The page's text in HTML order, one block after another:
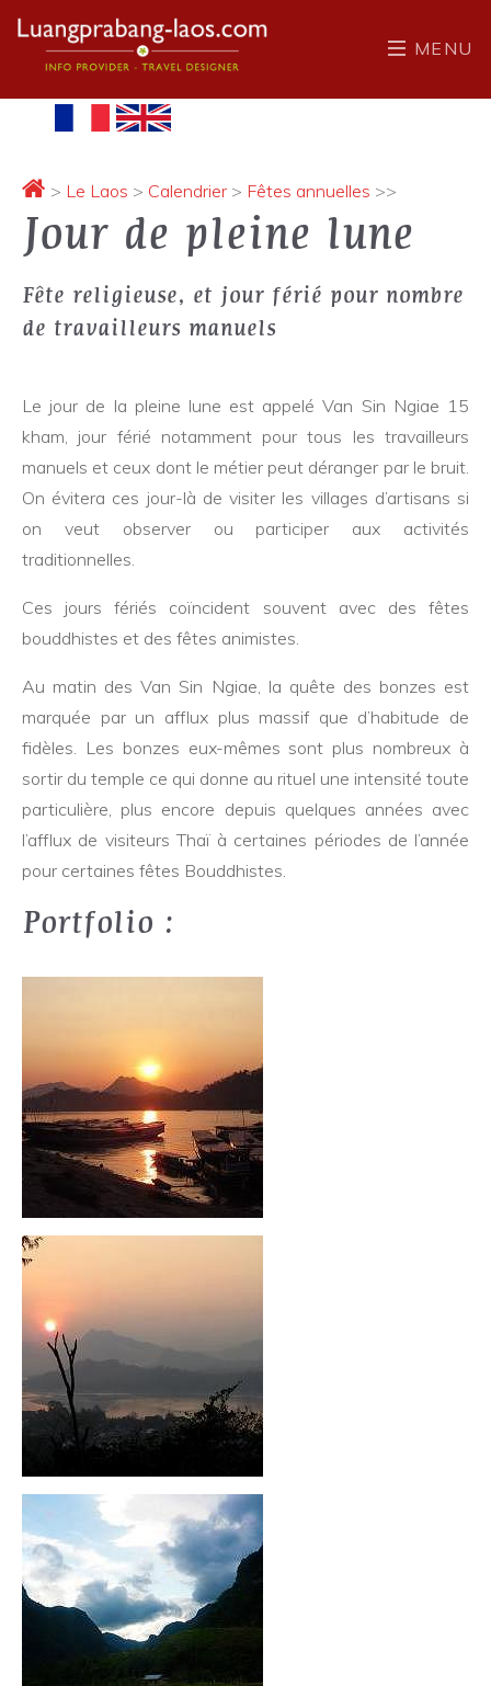
MENU
> Le Laos > Calendrier > Fêtes annuelles >>
Jour de pleine lune
Fête religieuse, et jour férié pour nombre
de travailleurs manuels
Le jour de la pleine lune est appelé Van Sin Ngiae 15
kham, jour férié notamment pour tous les travailleurs
manuels et ceux dont le métier peut déranger par le bruit.
On évitera ces jour-là de visiter les villages d’artisans si
on veut observer ou participer aux activités
traditionnelles.
Ces jours fériés coïncident souvent avec des fêtes
bouddhistes et des fêtes animistes.
Au matin des Van Sin Ngiae, la quête des bonzes est
marquée par un afflux plus massif que d’habitude de
fidèles. Les bonzes eux-mêmes sont plus nombreux à
sortir du temple ce qui donne au rituel une intensité toute
particulière, plus encore depuis quelques années avec
l’afflux de visiteurs Thaï à certaines périodes de l’année
pour certaines fêtes Bouddhistes.
Portfolio :